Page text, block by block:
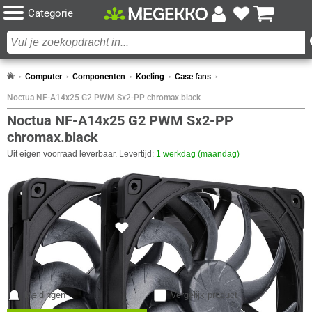
Categorie
Computer Componenten Koeling Case fans
Noctua NF-A14x25 G2 PWM Sx2-PP chromax.black
Noctua NF-A14x25 G2 PWM Sx2-PP
chromax.black
Uit eigen voorraad leverbaar. Levertijd: 1 werkdag (maandag)
104x
Vergelijk product
Meldingen
SPECIFICATIES
CERTIFICATEN
Eigenschap Waarde
Certificaten van naleving UL, UKCA, CE, RoHS, REACH
DESIGN
Eigenschap Waarde
Aantal Ventilatoren
2 x
Kleur Product
Zwart